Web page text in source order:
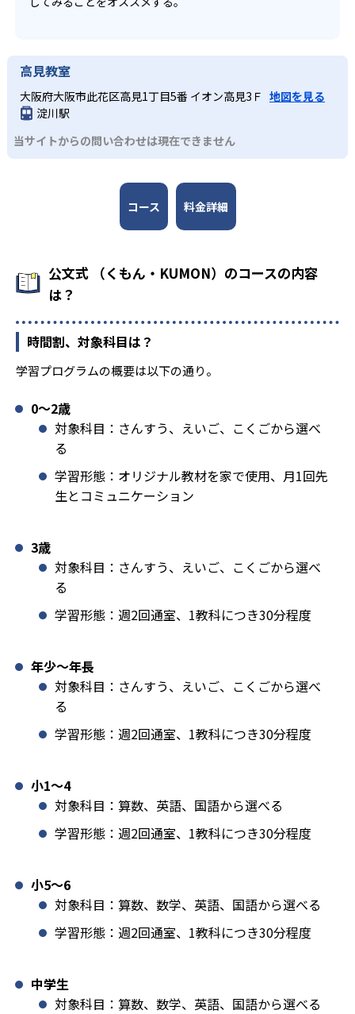
高見教室
大阪府大阪市此花区高見1丁目5番 イオン高見3Ｆ 地図を見る
淀川駅
当サイトからの問い合わせは現在できません
コース 料金詳細
公文式 （くもん・KUMON）のコースの内容
は？
時間割、対象科目は？
学習プログラムの概要は以下の通り。
0〜2歳
対象科目：さんすう、えいご、こくごから選べ
る
学習形態：オリジナル教材を家で使用、月1回先
生とコミュニケーション
3歳
対象科目：さんすう、えいご、こくごから選べ
る
学習形態：週2回通室、1教科につき30分程度
年少〜年長
対象科目：さんすう、えいご、こくごから選べ
る
学習形態：週2回通室、1教科につき30分程度
小1️〜4
対象科目：算数、英語、国語から選べる
学習形態：週2回通室、1教科につき30分程度
小5〜6
対象科目：算数、数学、英語、国語から選べる
学習形態：週2回通室、1教科につき30分程度
中学生
対象科目：算数、数学、英語、国語から選べる